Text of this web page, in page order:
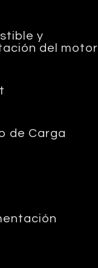
y
del motor
de Carga